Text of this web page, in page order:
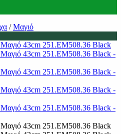
/ Μαγιό